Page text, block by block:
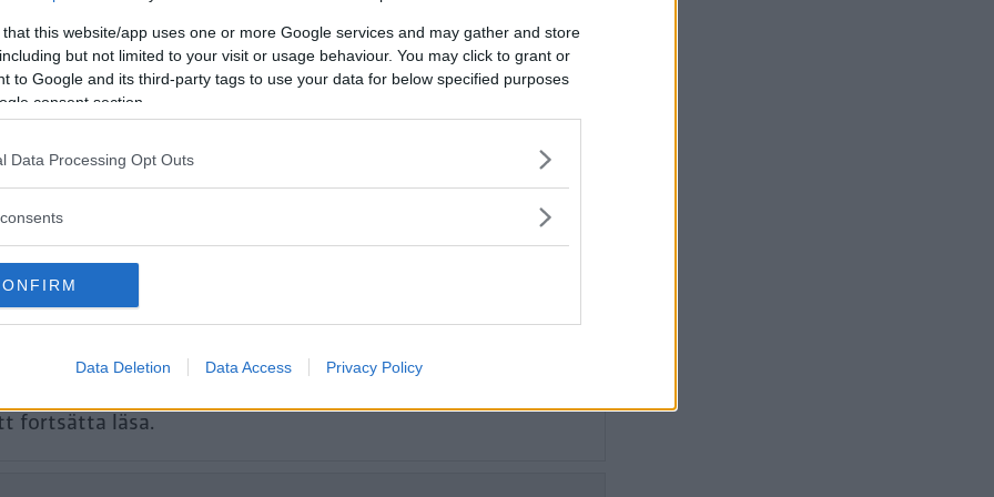
that this website/app uses one or more Google services and may gather and store
but not limited to your visit or usage behaviour. You may click to grant or
to Google and its third-party tags to use your data for below specified purposes
consent section.
Data Processing Opt Outs
Data Deletion Data Access Privacy Policy
annat bränsleförbrukning, bilekonomi,
kupé- och lastmått, krocksäkerhet och
serie och IS.
fortsätta läsa.